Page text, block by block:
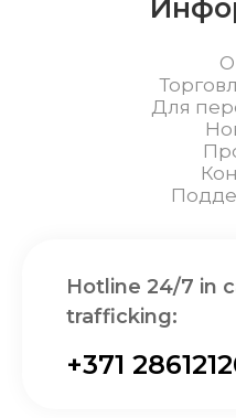
О
Для
Hotline 24/7 in
trafficking:
+371